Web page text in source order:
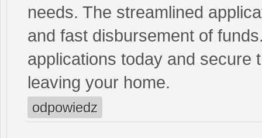
needs. The streamlined
and fast disbursement of
applications today and secure
leaving your home.
odpowiedz